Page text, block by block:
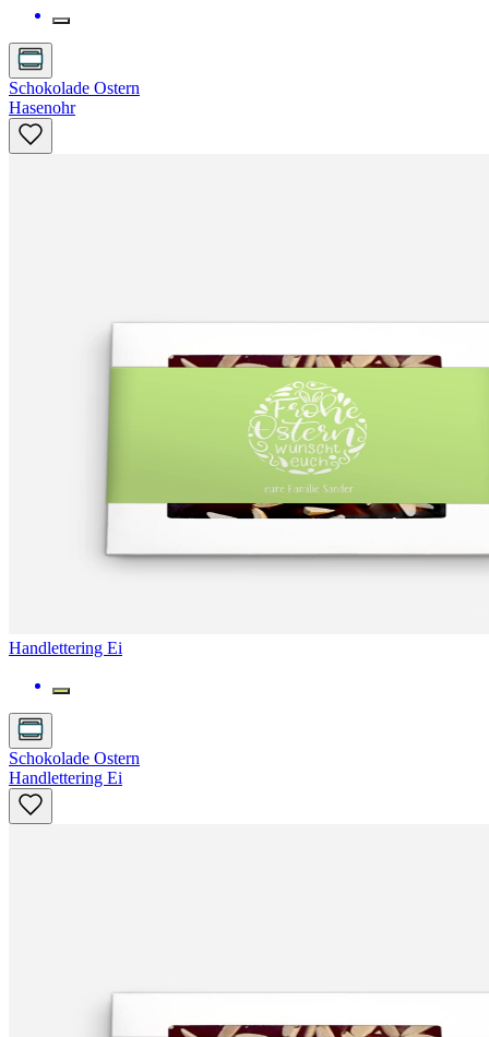
Schokolade Ostern
Hasenohr
Handlettering Ei
Schokolade Ostern
Handlettering Ei